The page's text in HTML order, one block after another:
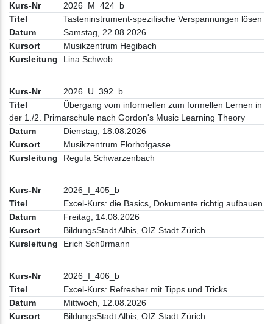
2026_M_424_b
Tasteninstrument-spezifische Verspannungen lösen
Samstag, 22.08.2026
Musikzentrum Hegibach
Lina Schwob
2026_U_392_b
Übergang vom informellen zum formellen Lernen in
der 1./2. Primarschule nach Gordon's Music Learning Theory
Dienstag, 18.08.2026
Musikzentrum Florhofgasse
Regula Schwarzenbach
2026_I_405_b
Excel-Kurs: die Basics, Dokumente richtig aufbauen
Freitag, 14.08.2026
BildungsStadt Albis, OIZ Stadt Zürich
Erich Schürmann
2026_I_406_b
Excel-Kurs: Refresher mit Tipps und Tricks
Mittwoch, 12.08.2026
BildungsStadt Albis, OIZ Stadt Zürich